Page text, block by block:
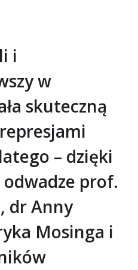
i
w
skuteczną
– dzięki
odwadze prof.
dr Anny
Mosinga i